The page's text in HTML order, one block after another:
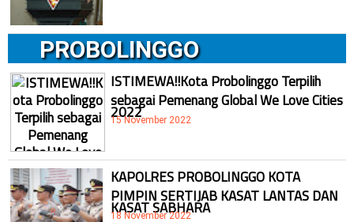
PROBOLINGGO
ISTIMEWA!!Kota Probolinggo Terpilih
sebagai Pemenang Global We Love Cities
2022
15 November 2022
KAPOLRES PROBOLINGGO KOTA
PIMPIN SERTIJAB KASAT LANTAS DAN
KASAT SABHARA
18 November 2022